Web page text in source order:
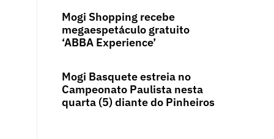
Mogi Shopping recebe
megaespetáculo gratuito
‘ABBA Experience’
Mogi Basquete estreia no
Campeonato Paulista nesta
quarta (5) diante do Pinheiros